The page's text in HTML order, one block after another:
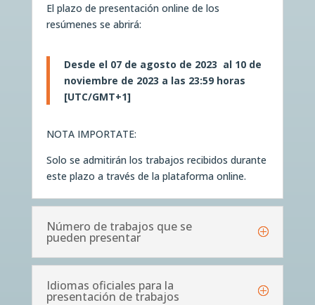
El plazo de presentación online de los
resúmenes se abrirá:
Desde el 07 de agosto de 2023 al 10 de
noviembre de 2023 a las 23:59 horas
[UTC/GMT+1]
NOTA IMPORTATE:
Solo se admitirán los trabajos recibidos durante
este plazo a través de la plataforma online.
Número de trabajos que se
pueden presentar
Idiomas oficiales para la
presentación de trabajos